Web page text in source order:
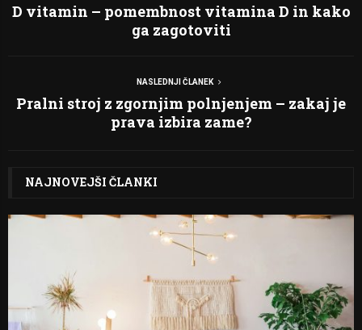
D vitamin – pomembnost vitamina D in kako
ga zagotoviti
NASLEDNJI ČLANEK
Pralni stroj z zgornjim polnjenjem – zakaj je
prava izbira zame?
NAJNOVEJŠI ČLANKI